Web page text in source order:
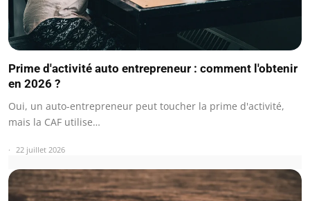
Prime d'activité auto entrepreneur : comment l'obtenir
en 2026 ?
Oui, un auto-entrepreneur peut toucher la prime d'activité,
mais la CAF utilise…
22 juillet 2026